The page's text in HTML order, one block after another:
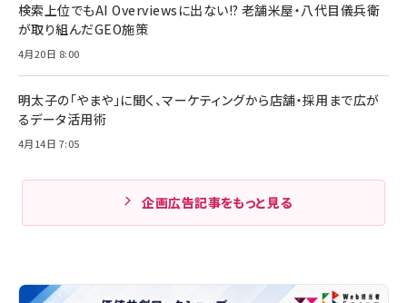
検索上位でもAI Overviewsに出ない!? 老舗米屋・八代目儀兵衛
が取り組んだGEO施策
4月20日 8:00
明太子の「やまや」に聞く、マーケティングから店舗・採用まで広が
るデータ活用術
4月14日 7:05
企画広告記事をもっと見る